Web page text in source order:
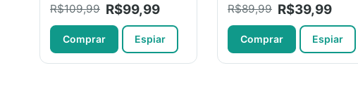
R$109,99 R$99,99
Comprar Espiar
R$89,99 R$39,99
Comprar Espiar